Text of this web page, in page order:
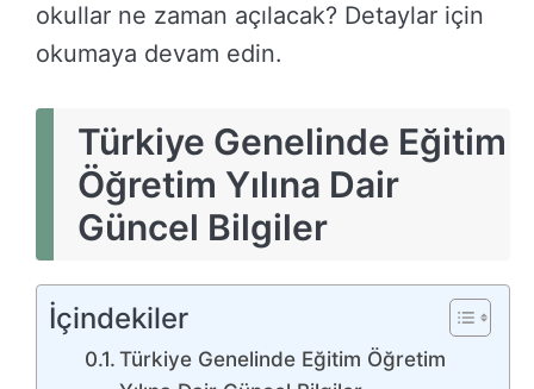
okullar ne zaman açılacak? Detaylar için
okumaya devam edin.
Türkiye Genelinde Eğitim
Öğretim Yılına Dair
Güncel Bilgiler
İçindekiler
Türkiye Genelinde Eğitim Öğretim